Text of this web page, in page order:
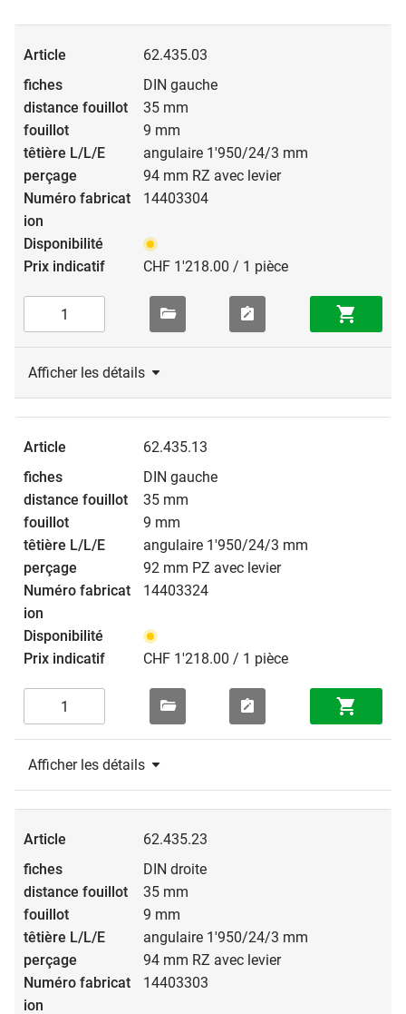
salles techniques, installations d’ascenseurs.
62.435.03
DIN gauche
35 mm
9 mm
angulaire 1'950/24/3 mm
94 mm RZ avec levier
14403304
CHF 1'218.00 / 1 pièce
Afficher les détails
62.435.13
DIN gauche
35 mm
9 mm
angulaire 1'950/24/3 mm
92 mm PZ avec levier
14403324
CHF 1'218.00 / 1 pièce
Afficher les détails
62.435.23
DIN droite
35 mm
9 mm
angulaire 1'950/24/3 mm
94 mm RZ avec levier
14403303